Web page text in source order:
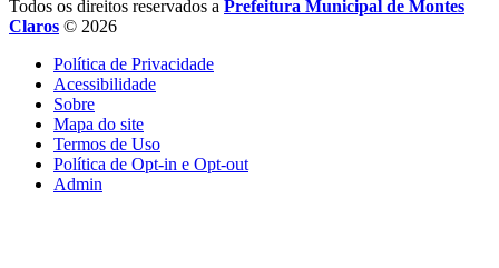
Todos os direitos reservados a Prefeitura Municipal de Montes
Claros © 2026
Política de Privacidade
Acessibilidade
Sobre
Mapa do site
Termos de Uso
Política de Opt-in e Opt-out
Admin